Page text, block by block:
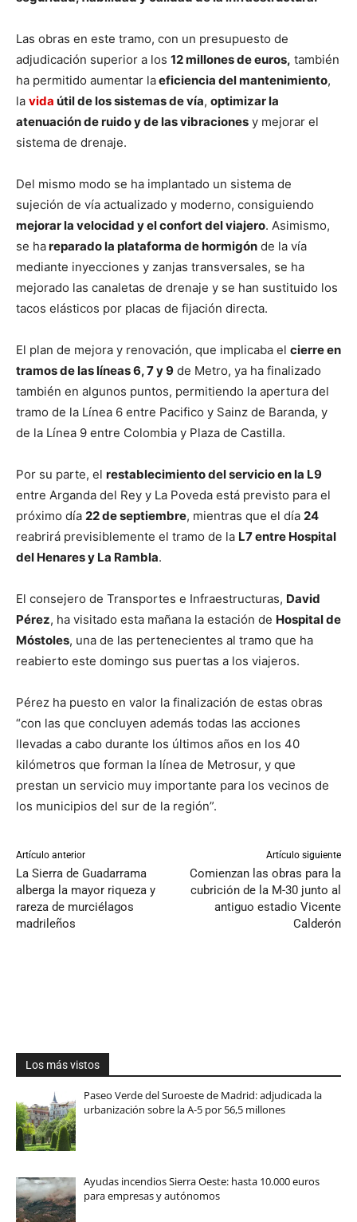
Las obras en este tramo, con un presupuesto de
adjudicación superior a los 12 millones de euros, también
ha permitido aumentar laeficiencia del mantenimiento,
la vida útil de los sistemas de vía, optimizar la
atenuación de ruido y de las vibraciones y mejorar el
sistema de drenaje.
Del mismo modo se ha implantado un sistema de
sujeción de vía actualizado y moderno, consiguiendo
mejorar la velocidad y el confort del viajero. Asimismo,
se hareparado la plataforma de hormigón de la vía
mediante inyecciones y zanjas transversales, se ha
mejorado las canaletas de drenaje y se han sustituido los
tacos elásticos por placas de fijación directa.
El plan de mejora y renovación, que implicaba el cierre en
tramos de las líneas 6, 7 y 9 de Metro, ya ha finalizado
también en algunos puntos, permitiendo la apertura del
tramo de la Línea 6 entre Pacifico y Sainz de Baranda, y
de la Línea 9 entre Colombia y Plaza de Castilla.
Por su parte, el restablecimiento del servicio en la L9
entre Arganda del Rey y La Poveda está previsto para el
próximo día 22 de septiembre, mientras que el día 24
reabrirá previsiblemente el tramo de la L7 entre Hospital
del Henares y La Rambla.
El consejero de Transportes e Infraestructuras, David
Pérez, ha visitado esta mañana la estación de Hospital de
Móstoles, una de las pertenecientes al tramo que ha
reabierto este domingo sus puertas a los viajeros.
Pérez ha puesto en valor la finalización de estas obras
“con las que concluyen además todas las acciones
llevadas a cabo durante los últimos años en los 40
kilómetros que forman la línea de Metrosur, y que
prestan un servicio muy importante para los vecinos de
los municipios del sur de la región”.
Artículo anterior
La Sierra de Guadarrama
alberga la mayor riqueza y
rareza de murciélagos
madrileños
Artículo siguiente
Comienzan las obras para la
cubrición de la M-30 junto al
antiguo estadio Vicente
Calderón
Los más vistos
Paseo Verde del Suroeste de Madrid: adjudicada la
urbanización sobre la A-5 por 56,5 millones
Ayudas incendios Sierra Oeste: hasta 10.000 euros
para empresas y autónomos